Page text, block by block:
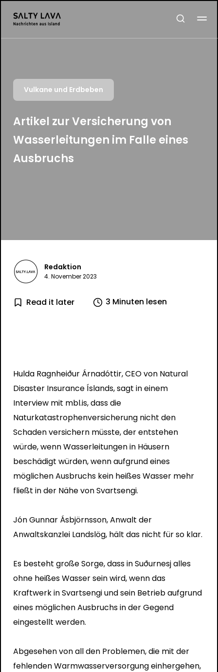
Vulkane und Erdbeben
Artikel zur Versicherung von
Wasserleitungen im Falle eines
Ausbruchs
Redaktion
4. November 2023
Read it later 3 Minuten lesen
Hulda Ragnheiður Árnadóttir, CEO von Natural
Disaster Insurance Íslands, sagt in einem
Interview mit mbl.is, dass die
Naturkatastrophenversicherung nicht den
Schaden versichern müsste, der entstehen
würde, wenn Wasserleitungen in Häusern
beschädigt würden, wenn aufgrund eines
möglichen Ausbruchs kein heißes Wasser mehr
fließt in der Nähe von Svartsengi.
Jón Gunnar Ásbjörnsson, Anwalt der
Anwaltskanzlei Landslög, hält das nicht für so klar.
Es besteht große Sorge, dass in Suðurnesj alles
ohne heißes Wasser sein wird, wenn das
Kraftwerk in Svartsengi und sein Betrieb aufgrund
eines möglichen Ausbruchs in der Gegend
eingestellt werden.
Abgesehen von all den Problemen, die mit der
fehlenden Warmwasserversorgung einhergehen,